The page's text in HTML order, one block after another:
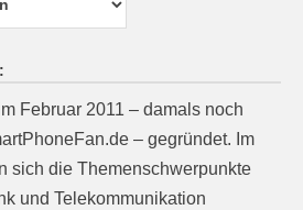
Februar 2011 – damals noch
– gegründet. Im
sich die Themenschwerpunkte
und Telekommunikation